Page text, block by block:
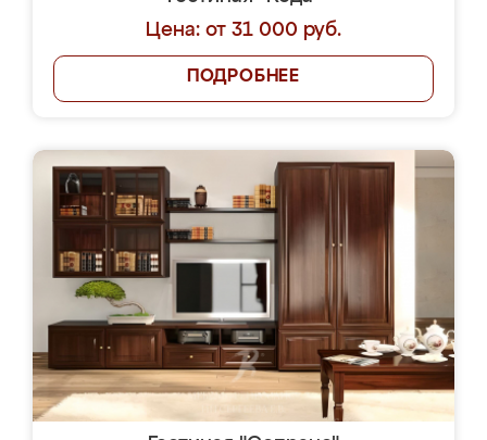
Цена: от 31 000 руб.
ПОДРОБНЕЕ